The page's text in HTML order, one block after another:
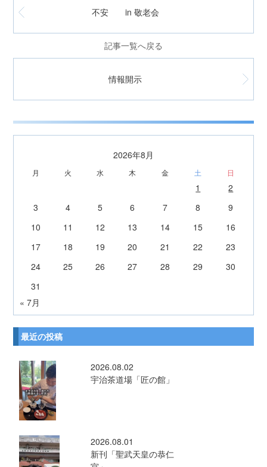
不安 in 敬老会
記事一覧へ戻る
情報開示
2026年8月
月 火 水 木 金 土 日
1
2
3
4 5 6 7 8
9
10
11 12 13 14 15
16
17
18 19 20 21 22
23
24
25 26 27 28 29
30
31
« 7月
最近の投稿
2026.08.02
宇治茶道場「匠の館」
2026.08.01
新刊「聖武天皇の恭仁